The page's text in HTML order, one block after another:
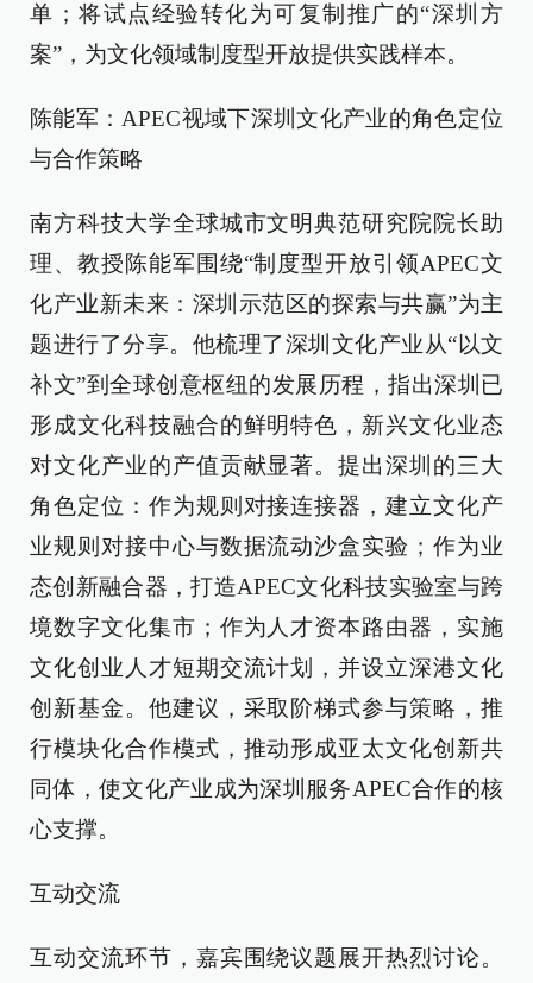
单；将试点经验转化为可复制推广的“深圳方
案”，为文化领域制度型开放提供实践样本。
陈能军：APEC视域下深圳文化产业的角色定位
与合作策略
南方科技大学全球城市文明典范研究院院长助
理、教授陈能军围绕“制度型开放引领APEC文
化产业新未来：深圳示范区的探索与共赢”为主
题进行了分享。他梳理了深圳文化产业从“以文
补文”到全球创意枢纽的发展历程，指出深圳已
形成文化科技融合的鲜明特色，新兴文化业态
对文化产业的产值贡献显著。提出深圳的三大
角色定位：作为规则对接连接器，建立文化产
业规则对接中心与数据流动沙盒实验；作为业
态创新融合器，打造APEC文化科技实验室与跨
境数字文化集市；作为人才资本路由器，实施
文化创业人才短期交流计划，并设立深港文化
创新基金。他建议，采取阶梯式参与策略，推
行模块化合作模式，推动形成亚太文化创新共
同体，使文化产业成为深圳服务APEC合作的核
心支撑。
互动交流
互动交流环节，嘉宾围绕议题展开热烈讨论。